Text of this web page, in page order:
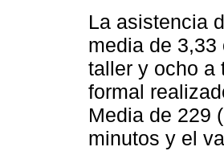
La asistencia
media de
taller y ocho a
formal
Media de 229
minutos y el